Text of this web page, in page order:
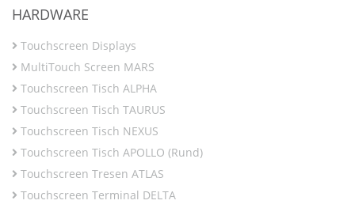
HARDWARE
Touchscreen Displays
MultiTouch Screen MARS
Touchscreen Tisch ALPHA
Touchscreen Tisch TAURUS
Touchscreen Tisch NEXUS
Touchscreen Tisch APOLLO (Rund)
Touchscreen Tresen ATLAS
Touchscreen Terminal DELTA